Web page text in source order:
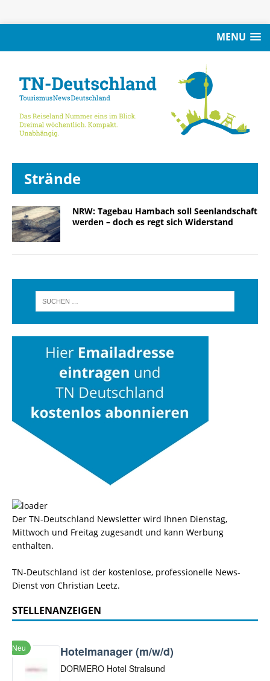
MENU
Strände
NRW: Tagebau Hambach soll Seenlandschaft
werden – doch es regt sich Widerstand
Der TN-Deutschland Newsletter wird Ihnen Dienstag,
Mittwoch und Freitag zugesandt und kann Werbung
enthalten.
TN-Deutschland ist der kostenlose, professionelle News-
Dienst von Christian Leetz.
STELLENANZEIGEN